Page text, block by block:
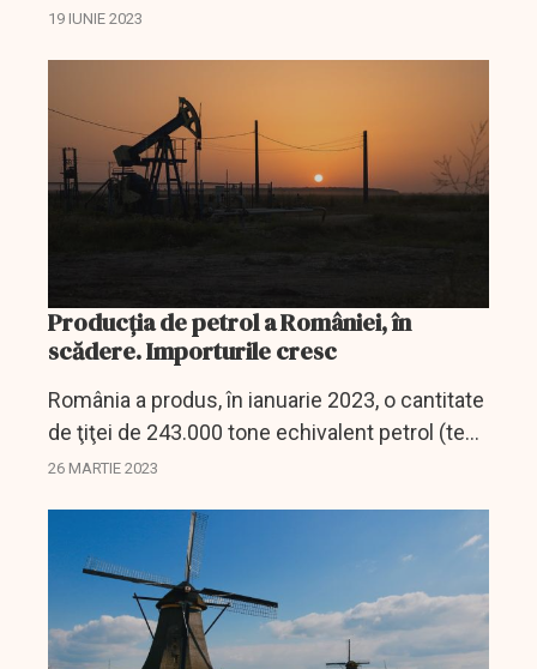
de emoție pe piețe încă de acum doi ani,
19 IUNIE 2023
Producția de petrol a României, în
scădere. Importurile cresc
România a produs, în ianuarie 2023, o cantitate
de ţiţei de 243.000 tone echivalent petrol (tep),
cu 10.500 tep (-4,1%) mai mică faţă de cea
26 MARTIE 2023